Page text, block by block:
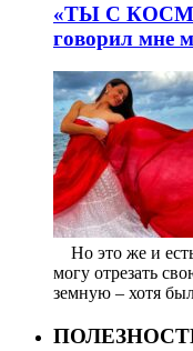
«ТЫ С
говорил мне
⠀ Но это же и
могу отрезать
земную – хотя